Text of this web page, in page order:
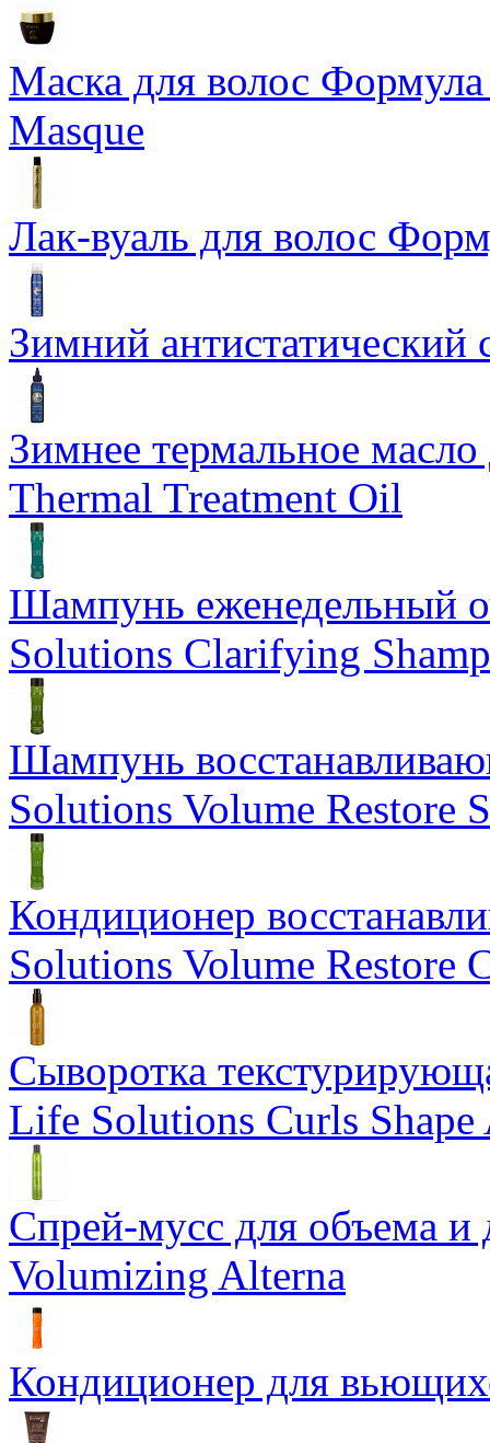
Маска для волос
Masque
Лак-вуаль для волос
Зимний
Зимнее термальное
Thermal Treatment Oil
Шампунь еженедельный
Solutions Clarifying
Шампунь
Solutions Volume Restore
Кондиционер
Solutions Volume Restore
Сыворотка
Life Solutions Curls
Спрей-мусс для объема и
Volumizing Alterna
Кондиционер для